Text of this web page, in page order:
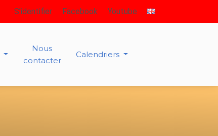
S’identifier Facebook Youtube
Nous
contacter
Calendriers